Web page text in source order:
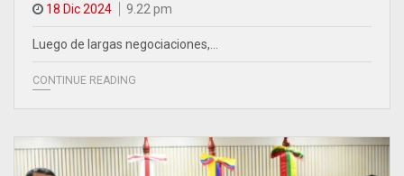
18 Dic 2024 9.22 pm
Luego de largas negociaciones,…
CONTINUE READING